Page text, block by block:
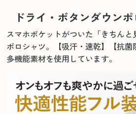
ドライ・ボタンダウン
スマホポケットがついた「きちん
ポロシャツ。
【吸汗・速乾】【抗
多機能素材を使用しています。